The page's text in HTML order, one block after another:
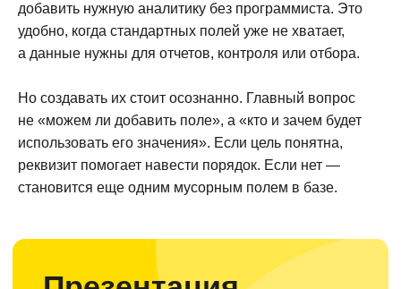
добавить нужную аналитику без программиста. Это
удобно, когда стандартных полей уже не хватает,
а данные нужны для отчетов, контроля или отбора.
Но создавать их стоит осознанно. Главный вопрос
не «можем ли добавить поле», а «кто и зачем будет
использовать его значения». Если цель понятна,
реквизит помогает навести порядок. Если нет —
становится еще одним мусорным полем в базе.